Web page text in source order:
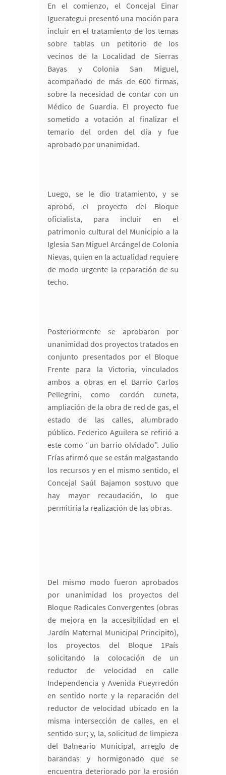
En el comienzo, el Concejal Einar
Iguerategui presentó una moción para
incluir en el tratamiento de los temas
sobre tablas un petitorio de los
vecinos de la Localidad de Sierras
Bayas y Colonia San Miguel,
acompañado de más de 600 firmas,
sobre la necesidad de contar con un
Médico de Guardia. El proyecto fue
sometido a votación al finalizar el
temario del orden del día y fue
aprobado por unanimidad.
Luego, se le dio tratamiento, y se
aprobó, el proyecto del Bloque
oficialista, para incluir en el
patrimonio cultural del Municipio a la
Iglesia San Miguel Arcángel de Colonia
Nievas, quien en la actualidad requiere
de modo urgente la reparación de su
techo.
Posteriormente se aprobaron por
unanimidad dos proyectos tratados en
conjunto presentados por el Bloque
Frente para la Victoria, vinculados
ambos a obras en el Barrio Carlos
Pellegrini, como cordón cuneta,
ampliación de la obra de red de gas, el
estado de las calles, alumbrado
público. Federico Aguilera se refirió a
este como “un barrio olvidado”. Julio
Frías afirmó que se están malgastando
los recursos y en el mismo sentido, el
Concejal Saúl Bajamon sostuvo que
hay mayor recaudación, lo que
permitiría la realización de las obras.
Del mismo modo fueron aprobados
por unanimidad los proyectos del
Bloque Radicales Convergentes (obras
de mejora en la accesibilidad en el
Jardín Maternal Municipal Principito),
los proyectos del Bloque 1País
solicitando la colocación de un
reductor de velocidad en calle
Independencia y Avenida Pueyrredón
en sentido norte y la reparación del
reductor de velocidad ubicado en la
misma intersección de calles, en el
sentido sur; y, la, solicitud de limpieza
del Balneario Municipal, arreglo de
barandas y hormigonado que se
encuentra deteriorado por la erosión